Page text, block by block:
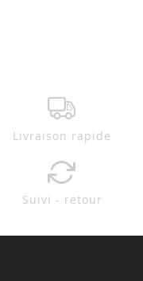
Livraison rapide
Suivi - retour